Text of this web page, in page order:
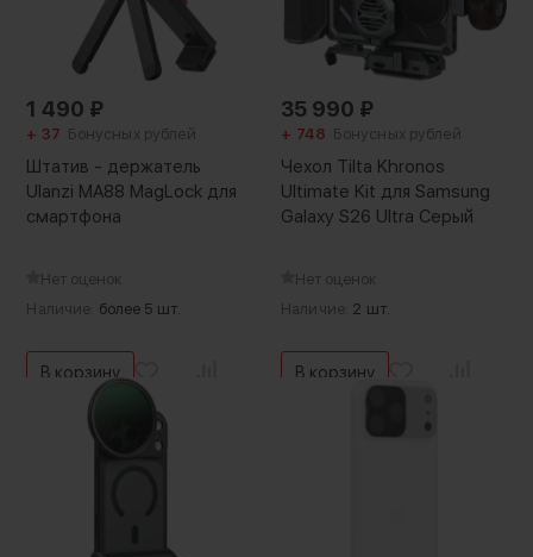
1 490 ₽
+ 37 Бонусных рублей
Штатив - держатель
Ulanzi MA88 MagLock для
смартфона
Нет оценок
Наличие: более 5 шт.
В корзину
35 990 ₽
+ 748 Бонусных рублей
Чехол Tilta Khronos
Ultimate Kit для Samsung
Galaxy S26 Ultra Серый
Нет оценок
Наличие: 2 шт.
В корзину